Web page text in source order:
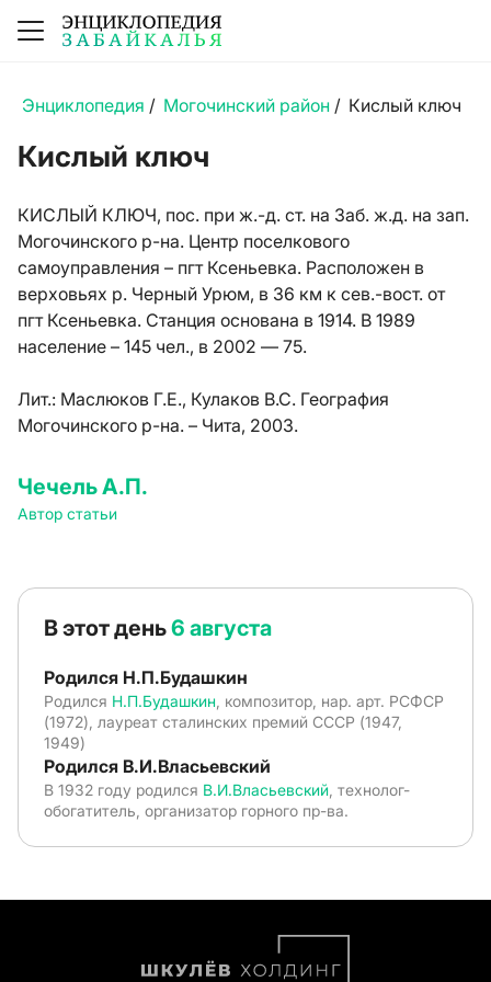
Энциклопедия / Могочинский район / Кислый ключ
Кислый ключ
КИСЛЫЙ КЛЮЧ, пос. при ж.-д. ст. на Заб. ж.д. на зап.
Могочинского р-на. Центр поселкового
самоуправления – пгт Ксеньевка. Расположен в
верховьях р. Черный Урюм, в 36 км к сев.-вост. от
пгт Ксеньевка. Станция основана в 1914. В 1989
население – 145 чел., в 2002 — 75.
Лит.: Маслюков Г.Е., Кулаков В.С. География
Могочинского р-на. – Чита, 2003.
Чечель А.П.
Автор статьи
В этот день6 августа
Родился Н.П.Будашкин
Родился Н.П.Будашкин , композитор, нар. арт. РСФСР
(1972), лауреат сталинских премий СССР (1947,
1949)
Родился В.И.Власьевский
В 1932 году родился В.И.Власьевский , технолог-
обогатитель, организатор горного пр-ва.